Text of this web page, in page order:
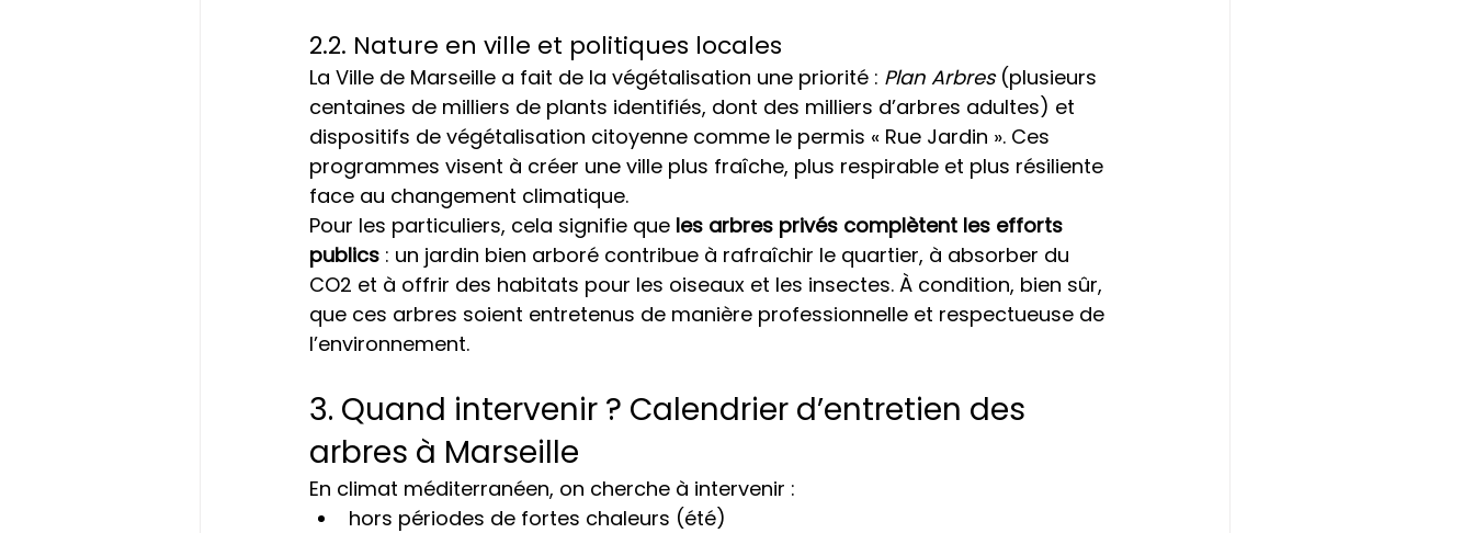
2.2. Nature en ville et politiques locales
La Ville de Marseille a fait de la végétalisation une priorité : Plan Arbres (plusieurs
centaines de milliers de plants identifiés, dont des milliers d’arbres adultes) et
dispositifs de végétalisation citoyenne comme le permis « Rue Jardin ». Ces
programmes visent à créer une ville plus fraîche, plus respirable et plus résiliente
face au changement climatique.
Pour les particuliers, cela signifie que les arbres privés complètent les efforts
publics : un jardin bien arboré contribue à rafraîchir le quartier, à absorber du
CO2 et à offrir des habitats pour les oiseaux et les insectes. À condition, bien sûr,
que ces arbres soient entretenus de manière professionnelle et respectueuse de
l’environnement.
3. Quand intervenir ? Calendrier d’entretien des
arbres à Marseille
En climat méditerranéen, on cherche à intervenir :
hors périodes de fortes chaleurs (été)